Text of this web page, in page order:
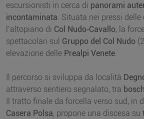
escursionisti in cerca di panorami
incontaminata. Situata nei pressi
l’altopiano di Col Nudo‑Cavallo, la
spettacolari sul Gruppo del Col Nudo
elevazione delle Prealpi Venete.
Il percorso si sviluppa da località
attraverso sentiero segnalato, tra
Il tratto finale da forcella verso sud, in
Casera Polsa, propone una discesa su